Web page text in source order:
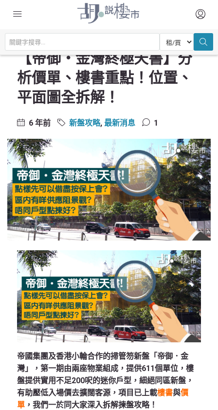
主頁
新盤攻略
【帝御‧金灣終極天書】分析價單、樓書重點！位置、平面圖全拆解！
【帝御‧金灣終極天書】分
析價單、樓書重點！位置、
平面圖全拆解！
6 年前 新盤攻略, 最新消息 1
帝國集團及香港小輪合作的掃管笏新盤「帝御．金
灣」，第一期由兩座物業組成，提供611個單位，樓
盤提供實用不足200呎的迷你戶型，細絕同區新盤，
有助壓低入場價去擴闊客源，項目已上載樓書與價
單 ，我們一於同大家深入拆解揀盤攻略！